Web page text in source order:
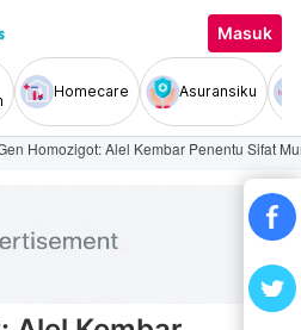
Masuk
Homecare Asuransiku
Homozigot: Alel Kembar Penentu Sifat